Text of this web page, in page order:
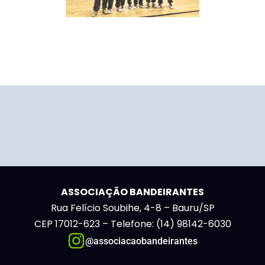
ASSOCIAÇÃO BANDEIRANTES
Rua Felício Soubihe, 4-8 – Bauru/SP
CEP 17012-623 – Telefone: (14) 98142-6030
@associacaobandeirantes